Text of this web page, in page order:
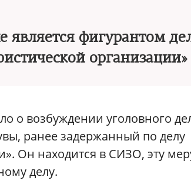
является фигурантом
организации»
о возбуждении уголовного
ранее задержанный по делу
Он находится в СИЗО, эту
делу.